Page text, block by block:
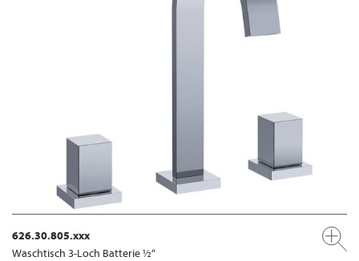
626.30.805.xxx
Waschtisch 3-Loch Batterie ½“